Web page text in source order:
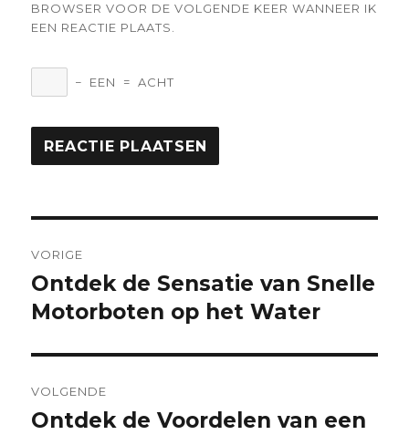
BROWSER VOOR DE VOLGENDE KEER WANNEER IK
EEN REACTIE PLAATS.
− EEN = ACHT
VORIGE
Vorige
bericht:
Ontdek de Sensatie van Snelle
Motorboten op het Water
VOLGENDE
Volgende
Ontdek de Voordelen van een